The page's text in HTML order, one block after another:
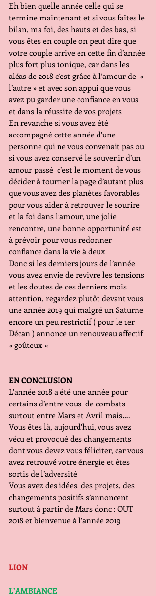
Eh bien quelle année celle qui se
termine maintenant et si vous faîtes le
bilan, ma foi, des hauts et des bas, si
vous êtes en couple on peut dire que
votre couple arrive en cette fin d’année
plus fort plus tonique, car dans les
aléas de 2018 c’est grâce à l’amour de  «
l’autre » et avec son appui que vous
avez pu garder une confiance en vous
et dans la réussite de vos projets
En revanche si vous avez été
accompagné cette année d’une
personne qui ne vous convenait pas ou
si vous avez conservé le souvenir d’un
amour passé  c’est le moment de vous
décider à tourner la page d’autant plus
que vous avez des planètes favorables
pour vous aider à retrouver le sourire
et la foi dans l’amour, une jolie
rencontre, une bonne opportunité est
à prévoir pour vous redonner
confiance dans la vie à deux
Donc si les derniers jours de l’année
vous avez envie de revivre les tensions
et les doutes de ces derniers mois
attention, regardez plutôt devant vous
une année 2019 qui malgré un Saturne
encore un peu restrictif ( pour le 1er
Décan ) annonce un renouveau affectif
« goûteux «
EN CONCLUSION
L’année 2018 a été une année pour
certains d’entre vous  de combats
surtout entre Mars et Avril mais….
Vous êtes là, aujourd’hui, vous avez
vécu et provoqué des changements
dont vous devez vous féliciter, car vous
avez retrouvé votre énergie et êtes
sortis de l’adversité
Vous avez des idées, des projets, des
changements positifs s’annoncent
surtout à partir de Mars donc : OUT
2018 et bienvenue à l’année 2019
LION
L’AMBIANCE